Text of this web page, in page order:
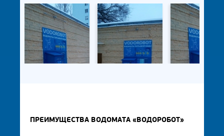
ПРЕИМУЩЕСТВА ВОДОМАТА «ВОДОРОБОТ»